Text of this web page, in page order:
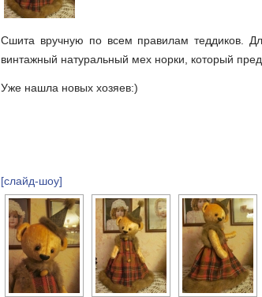
Сшита вручную по всем правилам теддиков.
винтажный натуральный мех норки, который
Уже нашла новых хозяев:)
[слайд-шоу]